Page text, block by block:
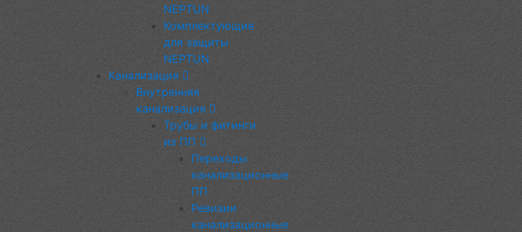
NEPTUN
Комплектующие
для защиты
NEPTUN
Канализация
Внутренняя
канализация
Трубы и фитинги
из ПП
Переходы
канализационные
ПП
Ревизии
канализационные